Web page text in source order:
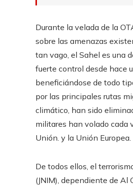
Durante la velada de la
sobre las amenazas
tan vago, el Sahel es una
fuerte control desde hace
beneficiándose de todo
por las principales rutas
climático, han sido
militares han volado cada
Unión. y la Unión
De todos ellos, el
(JNIM), dependiente de Al